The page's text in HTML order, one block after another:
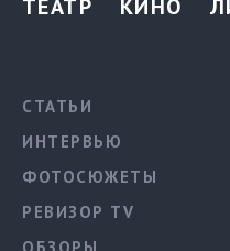
ТЕАТР КИНО
СТАТЬИ
ИНТЕРВЬЮ
ФОТОСЮЖЕТЫ
РЕВИЗОР TV